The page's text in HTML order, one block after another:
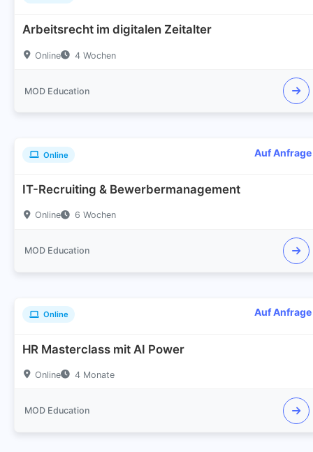
Arbeitsrecht im digitalen Zeitalter
Online 4 Wochen
MOD Education
Online Auf Anfrage
IT-Recruiting & Bewerbermanagement
Online 6 Wochen
MOD Education
Online Auf Anfrage
HR Masterclass mit AI Power
Online 4 Monate
MOD Education